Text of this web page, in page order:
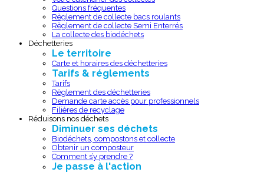
Questions fréquentes
Règlement de collecte bacs roulants
Règlement de collecte Semi Enterrés
La collecte des biodéchets
Déchetteries
Le territoire
Carte et horaires des déchetteries
Tarifs & réglements
Tarifs
Règlement des déchetteries
Demande carte accès pour professionnels
Filières de recyclage
Réduisons nos déchets
Diminuer ses déchets
Biodéchets, compostons et collecte
Obtenir un composteur
Comment s’y prendre ?
Je passe à l'action